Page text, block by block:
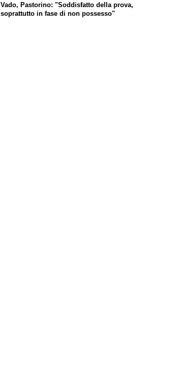
Vado, Pastorino: "Soddisfatto della prova,
soprattutto in fase di non possesso"